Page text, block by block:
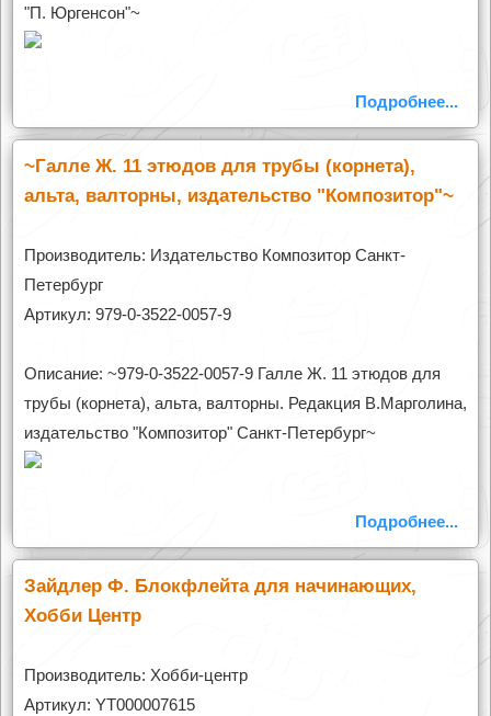
"П. Юргенсон"~
Подробнее...
~Галле Ж. 11 этюдов для трубы (корнета),
альта, валторны, издательство "Композитор"~
Производитель: Издательство Композитор Санкт-
Петербург
Артикул: 979-0-3522-0057-9
Описание: ~979-0-3522-0057-9 Галле Ж. 11 этюдов для
трубы (корнета), альта, валторны. Редакция В.Марголина,
издательство "Композитор" Санкт-Петербург~
Подробнее...
Зайдлер Ф. Блокфлейта для начинающих,
Хобби Центр
Производитель: Хобби-центр
Артикул: YT000007615